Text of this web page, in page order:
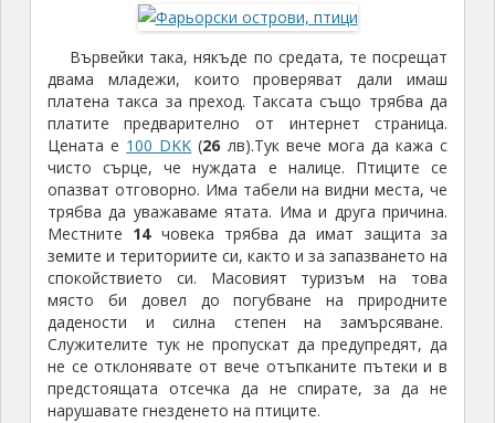
Вървейки така, някъде по средата, те посрещат
двама младежи, които проверяват дали имаш
платена такса за преход. Таксата също трябва да
платите предварително от интернет страница.
Цената е 100 DKK (26 лв).Тук вече мога да кажа с
чисто сърце, че нуждата е налице. Птиците се
опазват отговорно. Има табели на видни места, че
трябва да уважаваме ятата. Има и друга причина.
Местните 14 човека трябва да имат защита за
земите и териториите си, както и за запазването на
спокойствието си. Масовият туризъм на това
място би довел до погубване на природните
дадености и силна степен на замърсяване.
Служителите тук не пропускат да предупредят, да
не се отклонявате от вече отъпканите пътеки и в
предстоящата отсечка да не спирате, за да не
нарушавате гнезденето на птиците.